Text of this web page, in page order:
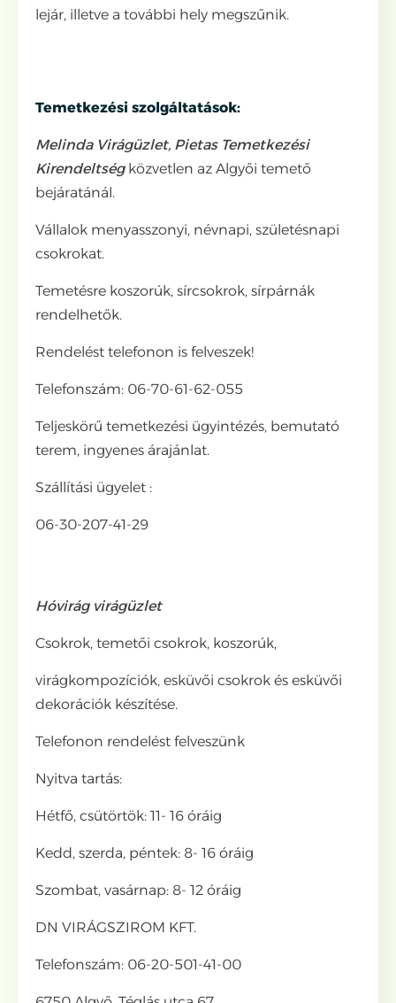
lejár, illetve a további hely megszűnik.
Temetkezési szolgáltatások:
Melinda Virágüzlet, Pietas Temetkezési
Kirendeltségközvetlen az Algyői temető
bejáratánál.
Vállalok menyasszonyi, névnapi, születésnapi
csokrokat.
Temetésre koszorúk, sírcsokrok, sírpárnák
rendelhetők.
Rendelést telefonon is felveszek!
Telefonszám: 06-70-61-62-055
Teljeskörű temetkezési ügyintézés, bemutató
terem, ingyenes árajánlat.
Szállítási ügyelet :
06-30-207-41-29
Hóvirág virágüzlet
Csokrok, temetői csokrok, koszorúk,
virágkompozíciók, esküvői csokrok és esküvői
dekorációk készítése.
Telefonon rendelést felveszünk
Nyitva tartás:
Hétfő, csütörtök: 11- 16 óráig
Kedd, szerda, péntek: 8- 16 óráig
Szombat, vasárnap: 8- 12 óráig
DN VIRÁGSZIROM KFT.
Telefonszám: 06-20-501-41-00